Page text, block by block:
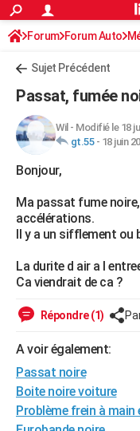
ACTUALITÉS
Politique
Société
Faits Divers
Education
Monde
Villes
+
FINANCE
Retraite
Impôts
Epargne
Immobilier
Risques naturels par ville
Banque
Assurance
Crédit
AUTO
Essais
Réserver un essai
Citadines
Berlines
SUV
Forum auto
+HIGH-TECH
Mobiles
Meilleur smartphone
Internet
Ordinateurs
Jeux vidéo
Guide high-tech
+BRICOLAGE
Forum
Aménagement intérieur
Extérieur
Cuisine
Salle de bains
Jardinage
Rangement
Guides de France
Escapades
Patrimoine
Expositions
Musées
Week-end nature
+LIFESTYLE
Art de vivre
Bien-être
Loisirs
Mode
Modes de vie
SANTE
VOYAGE
Destinations
City break
Voyage nature
Voyage de noces
Forum
Climat
PHOTO
GUIDES D'ACHAT
Forum Forum Auto
Sujet Précédent
Passat, fumée
Wil - Modifié le 18
gt.55- 18 juin
Bonjour,
Ma passat fume
accélérations.
Il y a un sifflement ou
La durite d air a l
Ca viendrait de ca ?
Répondre (1)
A voir également:
Passat noire
Boite noire voiture
Problème frein à